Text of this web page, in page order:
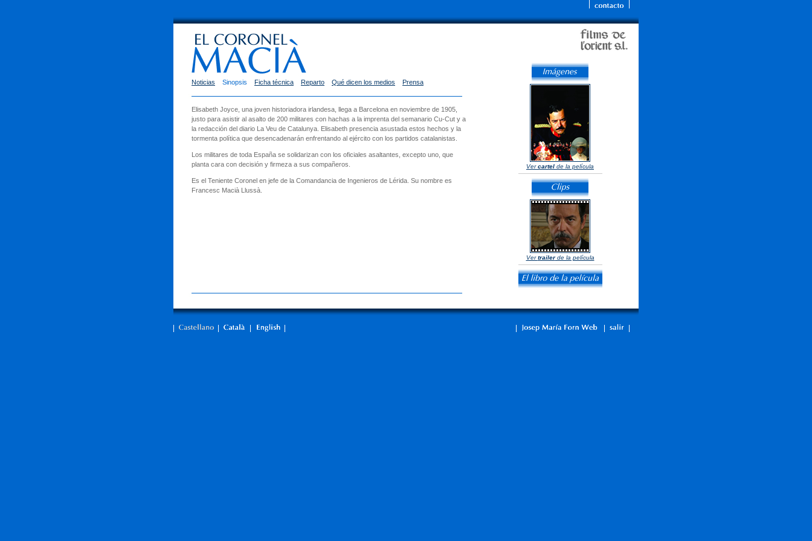
Vercartel de la película
Vertrailerde la película
Noticias Sinopsis Ficha técnica Reparto Qué dicen los medios Prensa
Elisabeth Joyce, una joven historiadora irlandesa, llega a Barcelona en noviembre de 1905,
justo para asistir al asalto de 200 militares con hachas a la imprenta del semanario Cu-Cut y a
la redacción del diario La Veu de Catalunya. Elisabeth presencia asustada estos hechos y la
tormenta política que desencadenarán enfrentando al ejército con los partidos catalanistas.
Los militares de toda España se solidarizan con los oficiales asaltantes, excepto uno, que
planta cara con decisión y firmeza a sus compañeros.
Es el Teniente Coronel en jefe de la Comandancia de Ingenieros de Lérida. Su nombre es
Francesc Macià Llussà.